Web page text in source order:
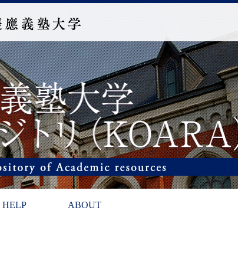
HELP ABOUT